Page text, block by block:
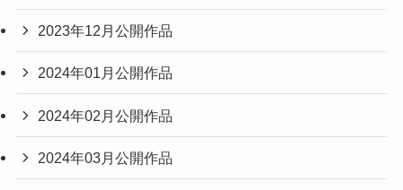
2023年12月公開作品
2024年01月公開作品
2024年02月公開作品
2024年03月公開作品